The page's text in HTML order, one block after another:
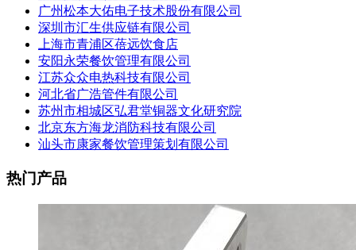
广州松本大佑电子技术股份有限公司
深圳市汇生供应链有限公司
上海市青浦区蓓远饮食店
安阳永荣餐饮管理有限公司
江苏众众电热科技有限公司
河北省广浩管件有限公司
苏州市相城区弘君堂铜器文化研究院
北京东方海龙消防科技有限公司
汕头市康家餐饮管理策划有限公司
热门产品